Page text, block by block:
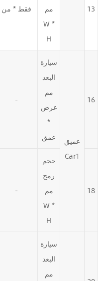
13
مم
W *
H
فقط * من
16
عميق
Car1
سيارة
البعد
مم
عرض
*
عمق
-
18
حجم
رمح
مم
W *
H
-
سيارة
البعد
مم